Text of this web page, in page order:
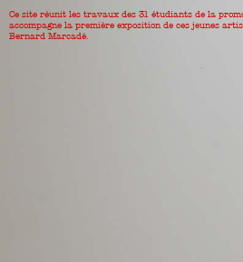
Ce site réunit les travaux des 31 étudiants de la
accompagne la première exposition de ces jeunes
Bernard Marcadé.